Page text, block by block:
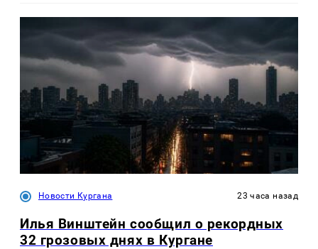
Новости Кургана 23 часа назад
Илья Винштейн сообщил о рекордных
32 грозовых днях в Кургане